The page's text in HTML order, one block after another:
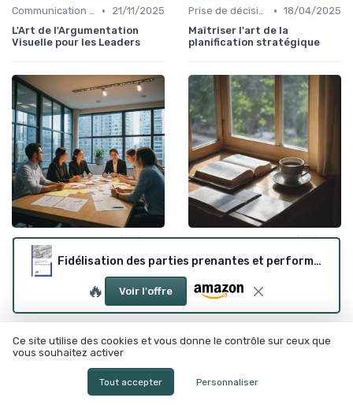
Communication efficace •
21/11/2025
L'Art de l'Argumentation
Visuelle pour les Leaders
Prise de décision • 18/04/2025
Maîtriser l'art de la
planification stratégique
Résolution de conflits • 17/04/2025
Un guide essentiel pour la
résolution de problèmes en
Communication efficace • 17/04/2025
Améliorer votre
sur la reformulation
Fidélisation des parties prenantes et performance financière
🔥 Voir l'offre
Ce site utilise des cookies et vous donne le contrôle sur ceux que
vous souhaitez activer
Tout accepter Personnaliser